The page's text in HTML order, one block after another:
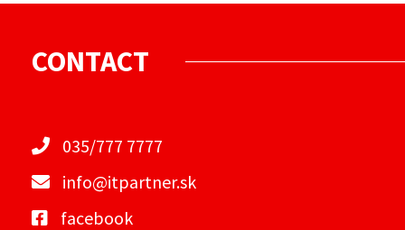
CONTACT
035/777 7777
info@itpartner.sk
facebook